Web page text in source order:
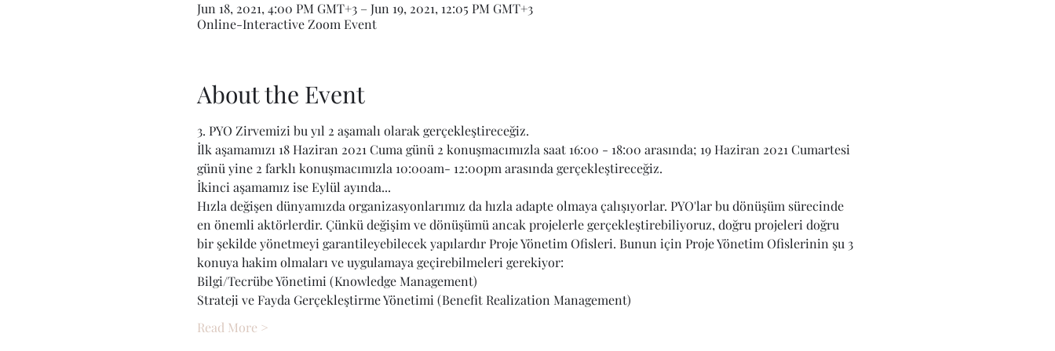
Jun 18, 2021, 4:00 PM GMT+3 – Jun 19, 2021, 12:05 PM GMT+3
Online-Interactive Zoom Event
About the Event
3. PYO Zirvemizi bu yıl 2 aşamalı olarak gerçekleştireceğiz.
İlk aşamamızı 18 Haziran 2021 Cuma günü 2 konuşmacımızla saat 16:00 - 18:00 arasında; 19 Haziran 2021 Cumartesi
günü yine 2 farklı konuşmacımızla 10:00am- 12:00pm arasında gerçekleştireceğiz.
İkinci aşamamız ise Eylül ayında...
Hızla değişen dünyamızda organizasyonlarımız da hızla adapte olmaya çalışıyorlar. PYO'lar bu dönüşüm sürecinde
en önemli aktörlerdir. Çünkü değişim ve dönüşümü ancak projelerle gerçekleştirebiliyoruz, doğru projeleri doğru
bir şekilde yönetmeyi garantileyebilecek yapılardır Proje Yönetim Ofisleri. Bunun için Proje Yönetim Ofislerinin şu 3
konuya hakim olmaları ve uygulamaya geçirebilmeleri gerekiyor:
Bilgi/Tecrübe Yönetimi (Knowledge Management)
Strateji ve Fayda Gerçekleştirme Yönetimi (Benefit Realization Management)
Read More >